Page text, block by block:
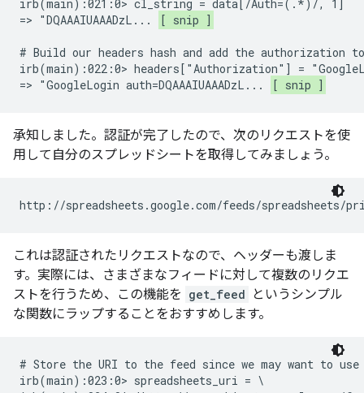
irb(main):021:0> cl_string = data[/Auth=(.*)/, 1]
=> "DQAAAIUAAADzL...
[ snip ]
# Build our headers hash and add the authorization
irb(main):022:0> headers["Authorization"] =
=> "GoogleLogin auth=DQAAAIUAAADzL...
[ snip ]
承知しました。認証が完了したので、次のリクエストを使
用して自分のスプレッドシートを取得してみましょう。
http://spreadsheets.google.com/feeds/spreadsheets/
これは認証されたリクエストなので、ヘッダーも渡しま
す。実際には、さまざまなフィードに対して複数のリクエ
ストを行うため、この機能を get_feed
というシンプル
な関数にラップすることをおすすめします。
# Store the URI to the feed since we may want to
irb(main):023:0> spreadsheets_uri = \